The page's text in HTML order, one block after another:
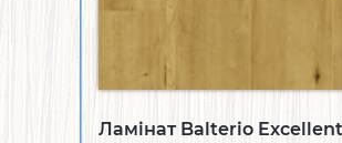
Ламінат Balterio